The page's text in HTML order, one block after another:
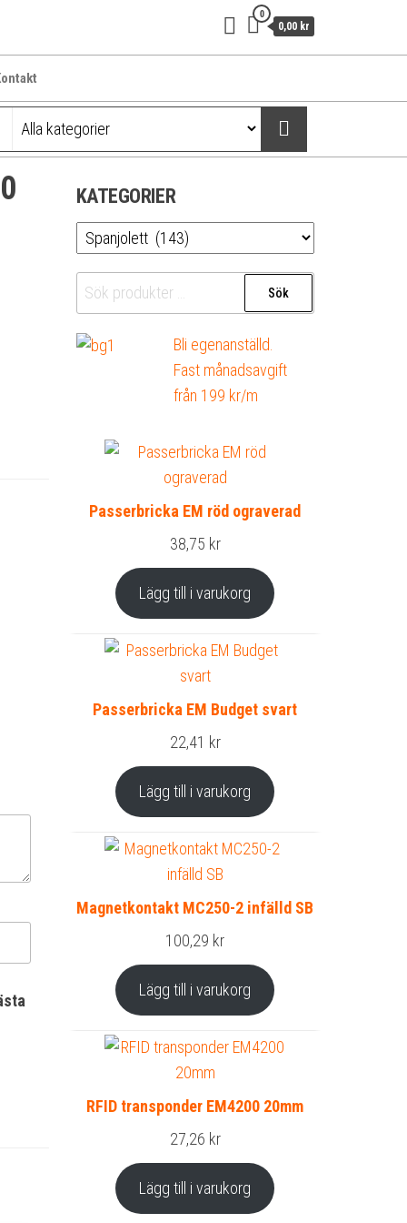
0
0,00 kr
KATEGORIER
Sök
efter:
Sök
Bli egenanställd.
Fast månadsavgift
från 199 kr/m
Passerbricka EM röd ograverad
38,75 kr
Lägg till i varukorg
Passerbricka EM Budget svart
22,41 kr
Lägg till i varukorg
Magnetkontakt MC250-2 infälld SB
100,29 kr
Lägg till i varukorg
RFID transponder EM4200 20mm
27,26 kr
Lägg till i varukorg